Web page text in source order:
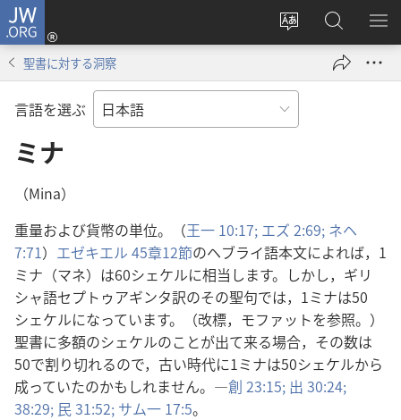
JW.ORG
サ
ト
の
言
る
ロ
グ
ン
し
開
く）
JW.ORG
の
検
メ
を
聖書に対する洞察
言語を選ぶ
ミナ
（Mina）
重量および貨幣の単位。（王一 10:17; エズ 2:69; ネヘ
7:71） エゼキエル 45章12節のヘブライ語本文によれば，1
ミナ（マネ）は60シェケルに相当します。しかし，ギリ
シャ語セプトゥアギンタ訳のその聖句では，1ミナは50
シェケルになっています。（改標，モファットを参照。）
聖書に多額のシェケルのことが出て来る場合，その数は
50で割り切れるので，古い時代に1ミナは50シェケルから
成っていたのかもしれません。―創 23:15; 出 30:24;
38:29; 民 31:52; サム一 17:5。